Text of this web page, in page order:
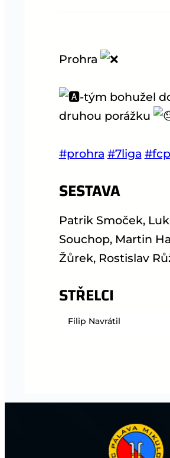
Prohra
-tým bohužel
druhou porážku
#prohra #7liga
SESTAVA
Patrik Smoček,
Souchop, Martin
Žůrek, Rostislav
STŘELCI
Filip Navrátil